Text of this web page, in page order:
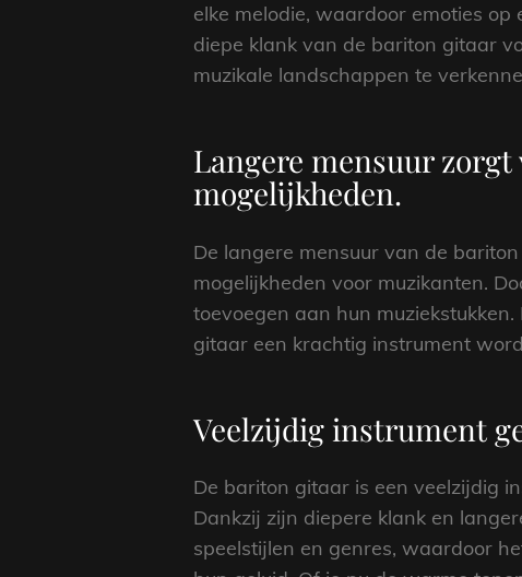
elke melodie, waardoor emoties
diepe klank van de bariton gitaar
muzikale landschappen te
Langere mensuur
mogelijkheden.
De langere mensuur van de
mogelijkheden voor muzikanten.
toevoegen aan hun
gitaar een krachtig instrument
Veelzijdig instrument
De bariton gitaar is een veelzijdig
Dankzij zijn diepere klank en
speelstijlen en genres, waardoor